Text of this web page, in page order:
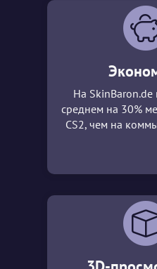
На SkinBaron.de
среднем на 30%
CS2, чем на